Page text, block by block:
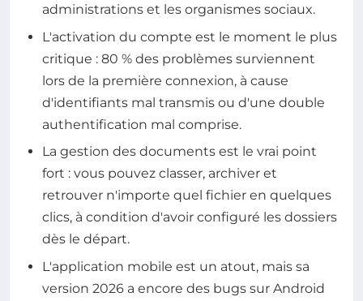
administrations et les organismes sociaux.
L'activation du compte est le moment le plus
critique : 80 % des problèmes surviennent
lors de la première connexion, à cause
d'identifiants mal transmis ou d'une double
authentification mal comprise.
La gestion des documents est le vrai point
fort : vous pouvez classer, archiver et
retrouver n'importe quel fichier en quelques
clics, à condition d'avoir configuré les dossiers
dès le départ.
L'application mobile est un atout, mais sa
version 2026 a encore des bugs sur Android